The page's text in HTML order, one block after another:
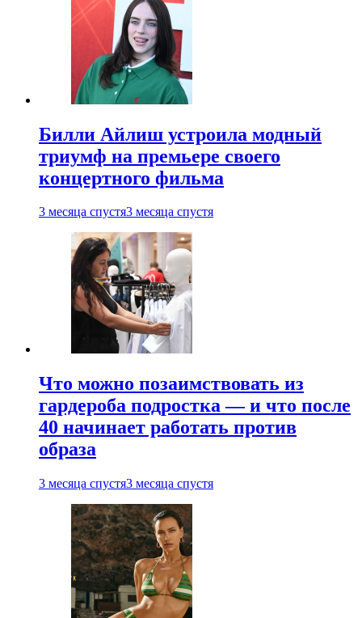
Билли Айлиш устроила модный
триумф на премьере своего
концертного фильма
3 месяца спустя3 месяца спустя
Что можно позаимствовать из
гардероба подростка — и что после
40 начинает работать против
образа
3 месяца спустя3 месяца спустя